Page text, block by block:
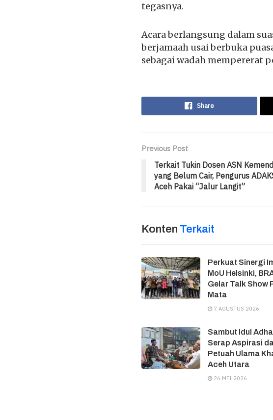
tegasnya.
Acara berlangsung dalam
berjamaah usai berbuka
sebagai wadah mempererat
Share
Previous Post
Terkait Tukin Dosen ASN
yang Belum Cair, Pengurus
Aceh Pakai “Jalur Langit”
Konten Terkait
Perkuat Sinergi
MoU Helsinki,
Gelar Talk Show
Mata
7 AGUSTUS 2026
Sambut Idul
Serap Aspirasi
Petuah Ulama
Aceh Utara
26 MEI 2026